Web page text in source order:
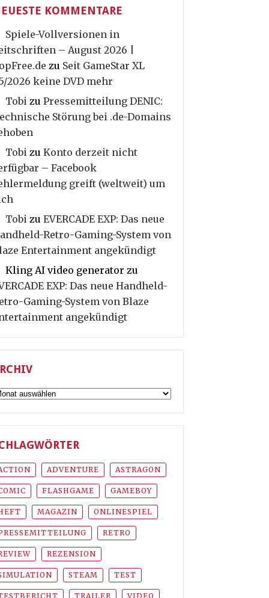
KOMMENTARE
Spiele-Vollversionen in
– August 2026 |
zu Seit GameStar XL
2026 keine DVD mehr
Tobi zu Pressemitteilung DENIC:
Störung bei .de-Domains
Tobi zu Konto derzeit nicht
– Facebook
greift (weltweit) um
Tobi zu EVERCADE EXP: Das neue
Retro-Gaming-System von
Entertainment angekündigt
Kling AI video generator zu
EXP: Das neue Handheld-
Gaming-System von Blaze
angekündigt
ADVENTURE ASTRAGON
FLASHGAME GAMEBOY
MAGAZIN ONLINESPIEL
RETRO
REZENSION
STEAM TEST
TRAILER VIDEO